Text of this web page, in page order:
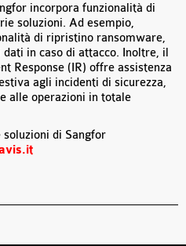
incorpora funzionalità di
soluzioni. Ad esempio,
di ripristino ransomware,
in caso di attacco. Inoltre, il
Response (IR) offre assistenza
agli incidenti di sicurezza,
alle operazioni in totale
di Sangfor